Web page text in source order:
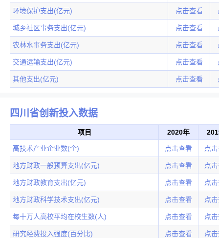
环境保护支出(亿元) 点击查看
城乡社区事务支出(亿元) 点击查看
农林水事务支出(亿元) 点击查看
交通运输支出(亿元) 点击查看
其他支出(亿元) 点击查看
四川省创新投入数据
项目 2020年
高技术产业企业数(个) 点击查看 点
地方财政一般预算支出(亿元) 点击查看 点
地方财政教育支出(亿元) 点击查看 点
地方财政科学技术支出(亿元) 点击查看 点
每十万人高校平均在校生数(人) 点击查看 点
研究经费投入强度(百分比) 点击查看 点